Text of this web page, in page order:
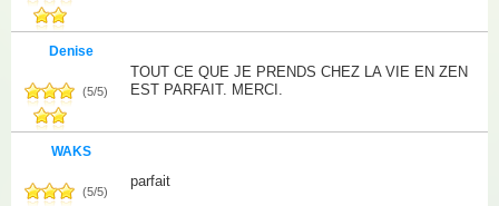
Denise
(5/5)
TOUT CE QUE JE PRENDS CHEZ LA VIE EN ZEN
EST PARFAIT. MERCI.
WAKS
(5/5)
parfait